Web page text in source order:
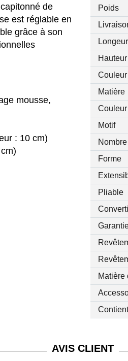
de
est réglable en
grâce à son
mousse,
: 10 cm)
Poids
Longeur
Couleur
Matière
Motif
Forme
Pliable
Matière
AVISCLIENT